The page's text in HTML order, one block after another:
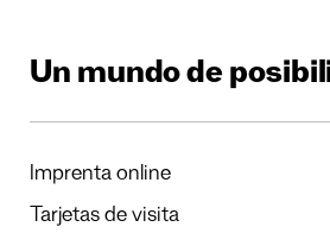
Un mundo de
Imprenta online
Tarjetas de visita